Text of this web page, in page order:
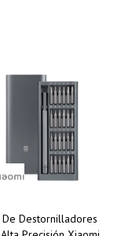
De Destornilladores